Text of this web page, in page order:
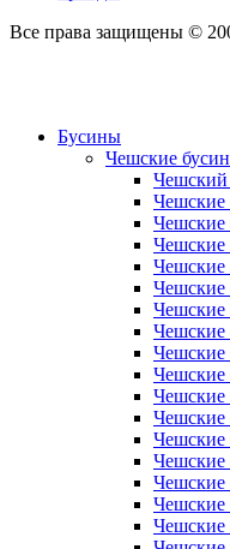
Все права защищены ©
Бусины
Чешские
Чешский
Чешские
Чешские
Чешские
Чешские
Чешские
Чешские
Чешские
Чешские
Чешские
Чешские
Чешские
Чешские
Чешские
Чешские
Чешские